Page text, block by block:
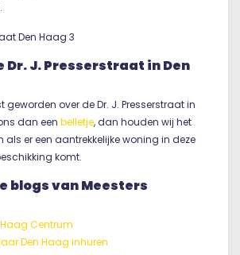
Dr. J. Presserstraat in Den
geworden over de Dr. J. Presserstraat in
dan een belletje, dan houden wij het
als er een aantrekkelijke woning in deze
komt.
blogs van Meesters
Centrum
Den Haag inhuren